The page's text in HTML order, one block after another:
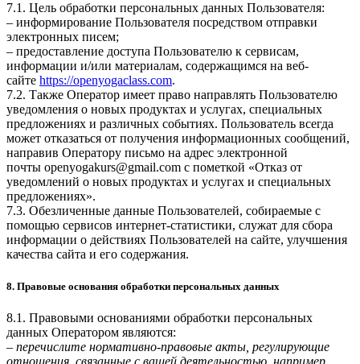
7.1. Цель обработки персональных данных Пользователя:
– информирование Пользователя посредством отправки
электронных писем;
– предоставление доступа Пользователю к сервисам,
информации и/или материалам, содержащимся на веб-
сайте https://openyogaclass.com.
7.2. Также Оператор имеет право направлять Пользователю
уведомления о новых продуктах и услугах, специальных
предложениях и различных событиях. Пользователь всегда
может отказаться от получения информационных сообщений,
направив Оператору письмо на адрес электронной
почты openyogakurs@gmail.com с пометкой «Отказ от
уведомлений о новых продуктах и услугах и специальных
предложениях».
7.3. Обезличенные данные Пользователей, собираемые с
помощью сервисов интернет-статистики, служат для сбора
информации о действиях Пользователей на сайте, улучшения
качества сайта и его содержания.
8. Правовые основания обработки персональных данных
8.1. Правовыми основаниями обработки персональных
данных Оператором являются:
– перечислите нормативно-правовые акты, регулирующие
отношения, связанные с вашей деятельностью, например,